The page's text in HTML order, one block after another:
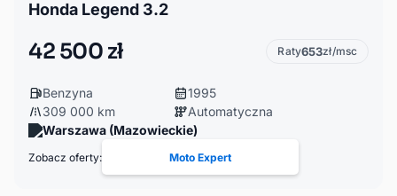
Honda Legend 3.2
42 500 zł Raty653zł/msc
Benzyna
1995
309 000 km
Automatyczna
Warszawa (Mazowieckie)
Zobacz oferty: Moto Expert